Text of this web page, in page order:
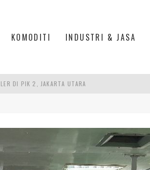
KOMODITI INDUSTRI & JASA
DI PIK 2, JAKARTA UTARA
PASPOR DI JANTUNG KOTA JAKARTA
INDONESIA